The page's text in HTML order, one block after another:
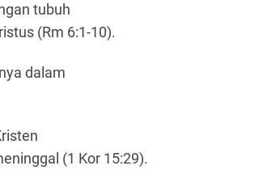
tubuh
(Rm 6:1-10).
dalam
(1 Kor 15:29).